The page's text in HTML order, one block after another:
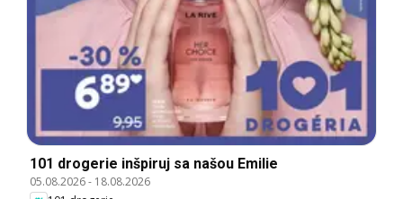
101 drogerie inšpiruj sa našou Emilie
05.08.2026- 18.08.2026